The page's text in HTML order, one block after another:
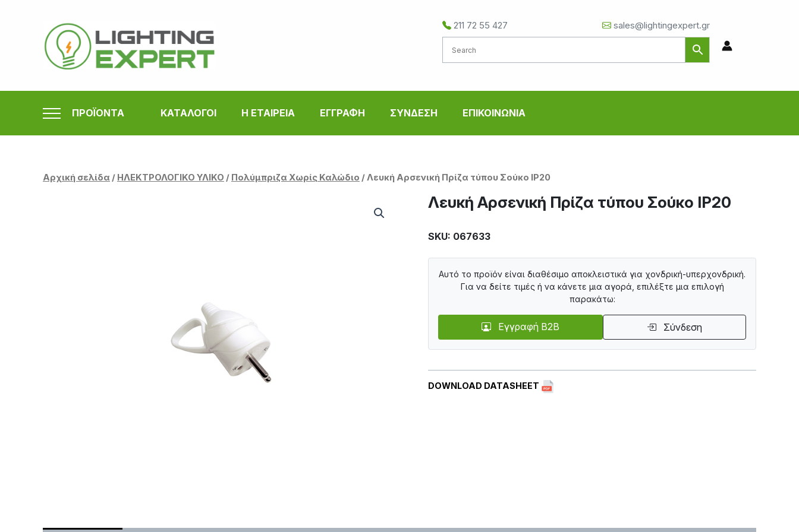
περιεχόμενο
211 72 55 427 sales@lightingexpert.gr
ΠΡΟΪΟΝΤΑ ΚΑΤΑΛΟΓΟΙ Η ΕΤΑΙΡΕΙΑ ΕΓΓΡΑΦΗ ΣΥΝΔΕΣΗ ΕΠΙΚΟΙΝΩΝΙΑ
Αρχική σελίδα / ΗΛΕΚΤΡΟΛΟΓΙΚΟ ΥΛΙΚΟ / Πολύμπριζα Χωρίς Καλώδιο / Λευκή Αρσενική Πρίζα τύπου Σούκο IP20
Λευκή Αρσενική Πρίζα τύπου Σούκο IP20
SKU: 067633
DOWNLOAD DATASHEET
Αυτό το προϊόν είναι διαθέσιμο αποκλειστικά για χονδρική-υπερχονδρική.
Για να δείτε τιμές ή να κάνετε μια αγορά, επιλέξτε μια επιλογή
παρακάτω:
Εγγραφή B2B Σύνδεση